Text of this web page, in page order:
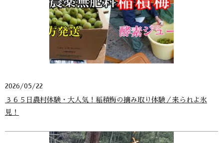
2026/05/22
３６５日農村体験・大人気！稲積梅の摘み取り体験／来られよ氷
見！